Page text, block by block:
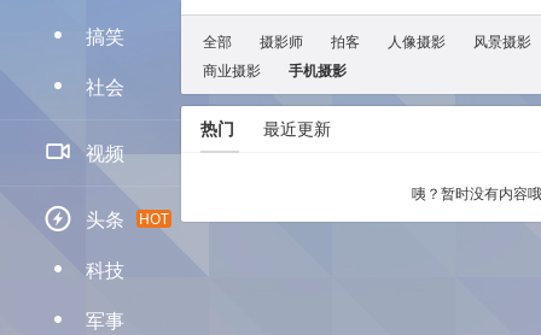
D 搞笑
D 社会
 视频
 头条 HOT
D 科技
D 军事
全部 摄影师 拍客 人像摄影
风景摄影
商业摄影
手机摄影
热门 最近更新
咦？暂时没有内容